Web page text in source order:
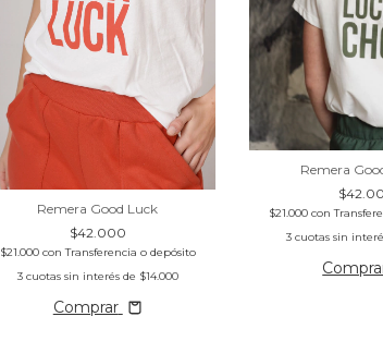
Remera Good Luck
$42.000
$21.000 con Transferencia o depósito
3 cuotas sin interés de $14.000
Comprar
Remera
$21.000con
3 cuotas sin